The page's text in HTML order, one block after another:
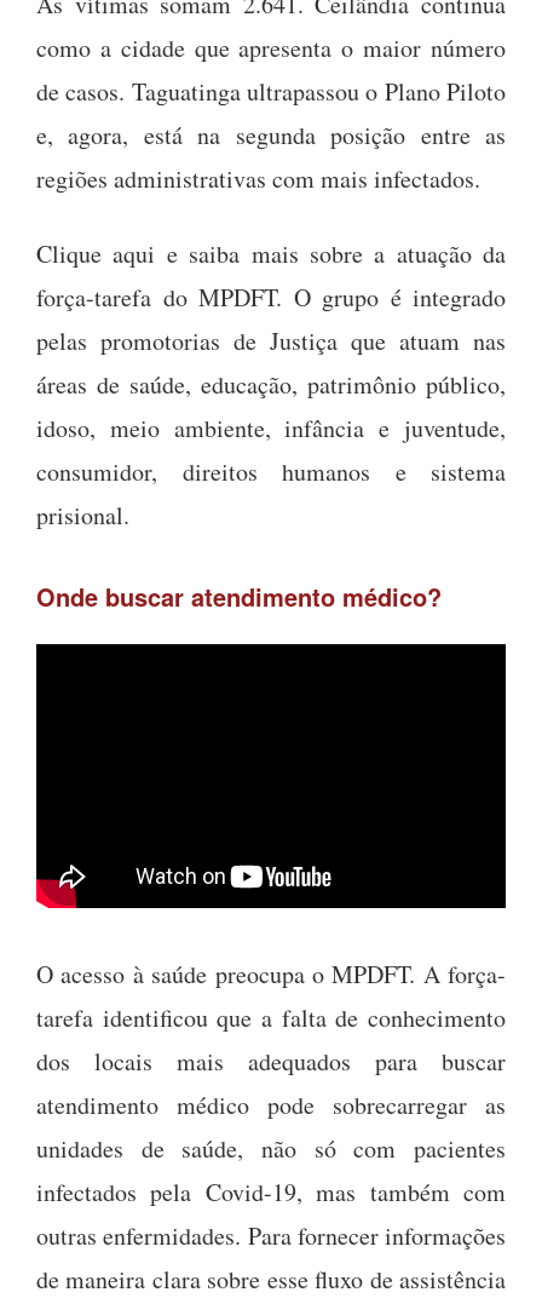
como a cidade que apresenta o maior número
de casos. Taguatinga ultrapassou o Plano Piloto
e, agora, está na segunda posição entre as
regiões administrativas com mais infectados.
Clique aqui e saiba mais sobre a atuação da
força-tarefa do MPDFT. O grupo é integrado
pelas promotorias de Justiça que atuam nas
áreas de saúde, educação, patrimônio público,
idoso, meio ambiente, infância e juventude,
consumidor, direitos humanos e sistema
prisional.
Onde buscar atendimento médico?
O acesso à saúde preocupa o MPDFT. A força-
tarefa identificou que a falta de conhecimento
dos locais mais adequados para buscar
atendimento médico pode sobrecarregar as
unidades de saúde, não só com pacientes
infectados pela Covid-19, mas também com
outras enfermidades. Para fornecer informações
de maneira clara sobre esse fluxo de assistência